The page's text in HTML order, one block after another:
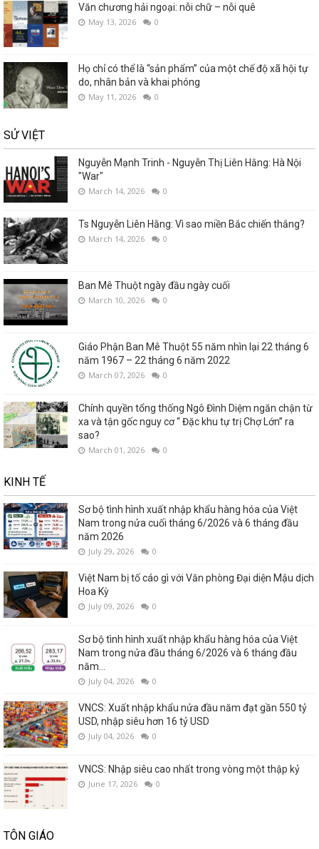
Văn chương hải ngoại: nỗi chữ – nỗi quê
May 13, 2026 0
Họ chỉ có thể là “sản phẩm” của một chế độ xã hội tự
do, nhân bản và khai phóng
May 11, 2026 0
SỬ VIỆT
Nguyễn Mạnh Trinh - Nguyễn Thị Liên Hằng: Hà Nội
"War"
March 14, 2026 0
Ts Nguyễn Liên Hằng: Vì sao miền Bắc chiến thắng?
March 14, 2026 0
Ban Mê Thuột ngày đầu ngày cuối
March 10, 2026 0
Giáo Phận Ban Mê Thuột 55 năm nhìn lại 22 tháng 6
năm 1967 – 22 tháng 6 năm 2022
March 07, 2026 0
Chính quyền tổng thống Ngô Đình Diệm ngăn chận từ
xa và tận gốc nguy cơ “ Đặc khu tự trị Chợ Lớn” ra
sao?
March 01, 2026 0
KINH TẾ
Sơ bộ tình hình xuất nhập khẩu hàng hóa của Việt
Nam trong nửa cuối tháng 6/2026 và 6 tháng đầu
năm 2026
July 29, 2026 0
Việt Nam bị tố cáo gì với Văn phòng Đại diện Mậu dịch
Hoa Kỳ
July 09, 2026 0
Sơ bộ tình hình xuất nhập khẩu hàng hóa của Việt
Nam trong nửa đầu tháng 6/2026 và 6 tháng đầu
năm...
July 04, 2026 0
VNCS: Xuất nhập khẩu nửa đầu năm đạt gần 550 tỷ
USD, nhập siêu hơn 16 tỷ USD
July 04, 2026 0
VNCS: Nhập siêu cao nhất trong vòng một thập kỷ
June 17, 2026 0
TÔN GIÁO